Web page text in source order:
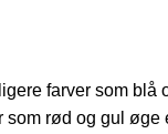
farver som blå
rød og gul øge